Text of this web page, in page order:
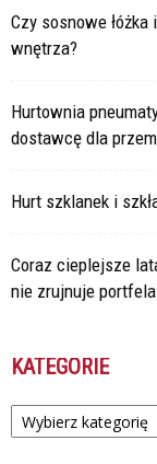
Czy sosnowe
wnętrza?
Hurtownia
dostawcę dla
Hurt szklanek i
Coraz cieplejsze
nie zrujnuje
KATEGORIE
Kategorie